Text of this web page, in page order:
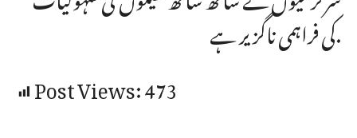
کی فراہمی ناگزیر ہے.
Post Views:473